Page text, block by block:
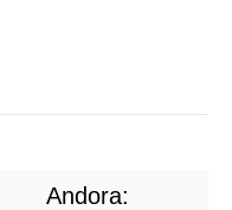
Andora: